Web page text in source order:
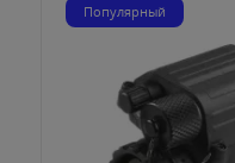
Популярный